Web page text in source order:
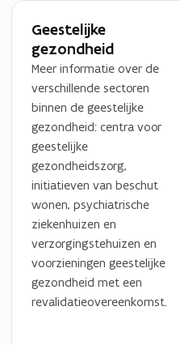
Geestelijke
gezondheid
Meer informatie over de
verschillende sectoren
binnen de geestelijke
gezondheid: centra voor
geestelijke
gezondheidszorg,
initiatieven van beschut
wonen, psychiatrische
ziekenhuizen en
verzorgingstehuizen en
voorzieningen geestelijke
gezondheid met een
revalidatieovereenkomst.